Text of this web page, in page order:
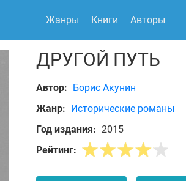
Жанры Книги Авторы
ДРУГОЙ ПУТЬ
Автор: Борис Акунин
Жанр: Исторические романы
Год издания: 2015
Рейтинг: